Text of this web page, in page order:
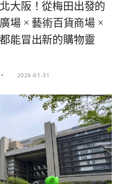
大阪！從梅田出發的
場 × 藝術百貨商場 ×
能冒出新的購物靈
2026-01-31